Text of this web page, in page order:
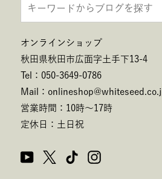
オンラインショップ
秋田県秋田市広面字土手下13-4
Tel：050-3649-0786
Mail：
営業時間：10時～17時
定休日：土日祝